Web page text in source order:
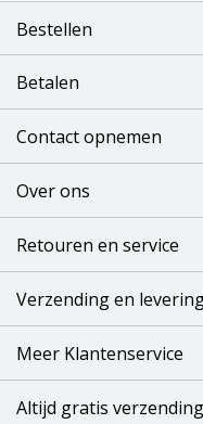
Bestellen
Betalen
Contact opnemen
Over ons
Retouren en service
Verzending en
Meer Klantenservice
Altijd gratis verzending